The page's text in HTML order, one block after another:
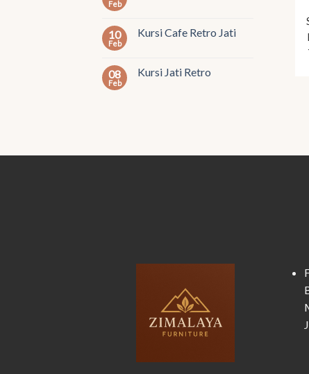
Feb
10
Feb
Kursi Cafe Retro Jati
08
Feb
Kursi Jati Retro